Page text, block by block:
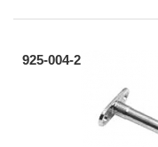
925-004-2